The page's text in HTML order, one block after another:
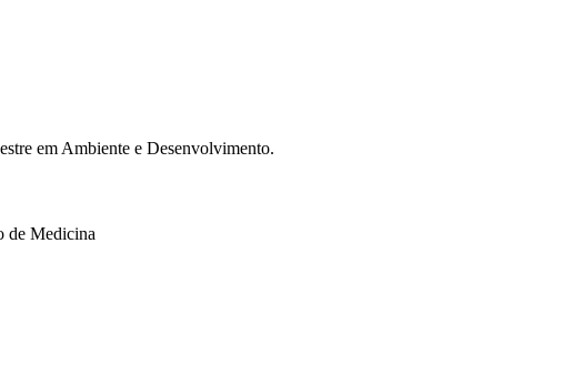
em Ambiente e Desenvolvimento.
de Medicina